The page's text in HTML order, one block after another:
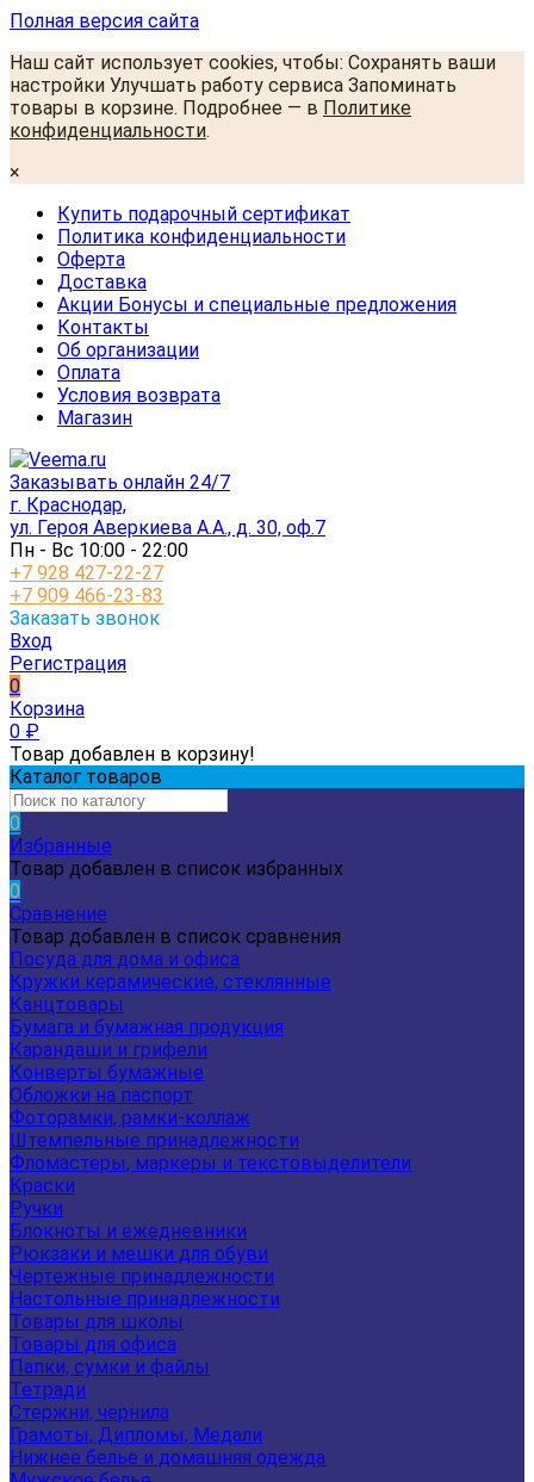
Полная версия сайта
Наш сайт использует cookies, чтобы: Сохранять ваши
настройки Улучшать работу сервиса Запоминать
товары в корзине. Подробнее — в Политике
конфиденциальности.
×
Купить подарочный сертификат
Политика конфиденциальности
Оферта
Доставка
Акции Бонусы и специальные предложения
Контакты
Об организации
Оплата
Условия возврата
Магазин
Заказывать онлайн 24/7
г. Краснодар,
ул. Героя Аверкиева А.А., д. 30, оф.7
Пн - Вс 10:00 - 22:00
+7 928 427-22-27
+7 909 466-23-83
Заказать звонок
Вход
Регистрация
0
Корзина
0 ₽
Товар добавлен в корзину!
Каталог товаров
0
Избранные
Товар добавлен в список избранных
0
Сравнение
Товар добавлен в список сравнения
Посуда для дома и офиса
Кружки керамические, стеклянные
Канцтовары
Бумага и бумажная продукция
Карандаши и грифели
Конверты бумажные
Обложки на паспорт
Фоторамки, рамки-коллаж
Штемпельные принадлежности
Фломастеры, маркеры и текстовыделители
Краски
Ручки
Блокноты и ежедневники
Рюкзаки и мешки для обуви
Чертежные принадлежности
Настольные принадлежности
Товары для школы
Товары для офиса
Папки, сумки и файлы
Тетради
Стержни, чернила
Грамоты, Дипломы, Медали
Нижнее белье и домашняя одежда